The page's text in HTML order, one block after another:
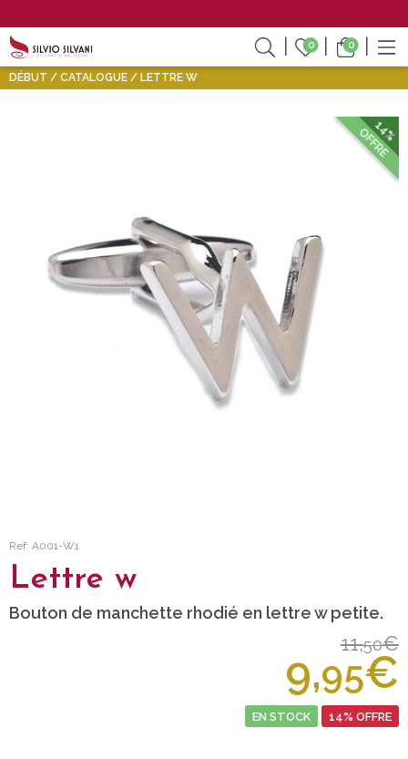
0 0
DÉBUT CATALOGUE LETTRE W
14%
OFFRE
Ref: A001-W1
Lettre w
Bouton de manchette rhodié en lettre w petite.
11,50€
9,95€
EN STOCK 14% OFFRE